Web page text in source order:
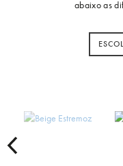
abaixo as